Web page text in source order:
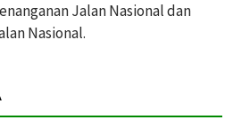
Jalan Nasional dan
Nasional.